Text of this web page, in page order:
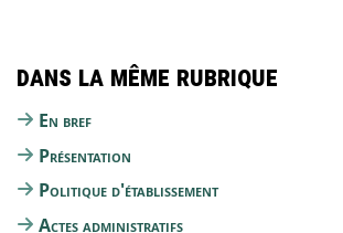
Dans la même rubrique
En bref
Présentation
Politique d'établissement
Actes administratifs